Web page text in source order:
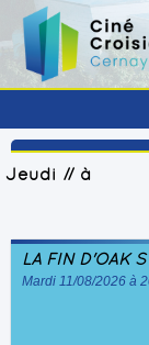
Jeudi // à
LA FIN D'OAK
Mardi 11/08/2026 à